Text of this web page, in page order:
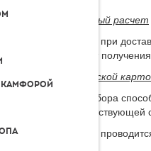
Наличный расчет
Оплата при
момент
Банковской
Для выбора
соответствующей
Оплата
камфорой